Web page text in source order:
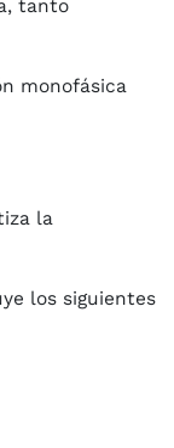
tanto
monofásica
la
los siguientes